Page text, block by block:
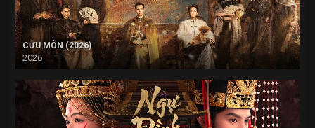
CỬU MÔN (2026)
2026